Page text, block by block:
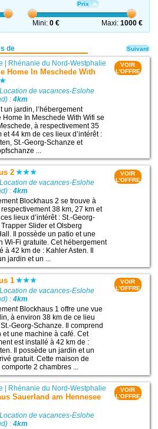
Prix
Mini:0 € Maxi: 1000 €
de
| Rhénanie du Nord-Westphalie
Home In Meschede With
de vacances-Eslohe
:4km
un jardin, l’hébergement
Home In Meschede With Wifi se
à respectivement 35
et 44 km de ces lieux d’intérêt :
St.-Georg-Schanze et
...
VOIR
L'OFFRE
2
de vacances-Eslohe
:4km
Blockhaus 2 se trouve à
respectivement 38 km, 27 km et
lieux d’intérêt : St.-Georg-
Slider et Olsberg
Il possède un patio et une
Wi-Fi gratuite. Cet hébergement
à 42 km de : Kahler Asten. Il
jardin et un ...
VOIR
L'OFFRE
1
de vacances-Eslohe
:4km
Blockhaus 1 offre une vue
à environ 38 km de ce lieu
St.-Georg-Schanze. Il comprend
et une machine à café. Cet
est installé à 42 km de :
Il possède un jardin et un
gratuit. Cette maison de
2 chambres ...
VOIR
L'OFFRE
Rhénanie du Nord-Westphalie
Sauerland am Hennesee
de vacances-Eslohe
:4km
VOIR
L'OFFRE
Suivant